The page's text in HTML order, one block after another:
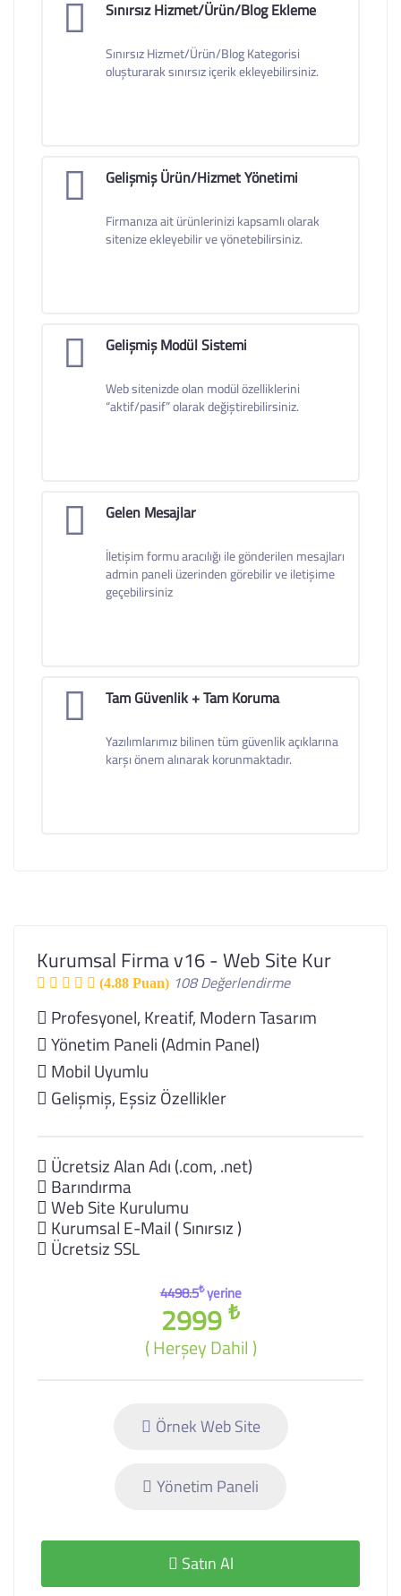
Sınırsız Hizmet/Ürün/Blog Ekleme
Sınırsız Hizmet/Ürün/Blog Kategorisi
oluşturarak sınırsız içerik ekleyebilirsiniz.
Gelişmiş Ürün/Hizmet Yönetimi
Firmanıza ait ürünlerinizi kapsamlı olarak
sitenize ekleyebilir ve yönetebilirsiniz.
Gelişmiş Modül Sistemi
Web sitenizde olan modül özelliklerini
“aktif/pasif” olarak değiştirebilirsiniz.
Gelen Mesajlar
İletişim formu aracılığı ile gönderilen mesajları
admin paneli üzerinden görebilir ve iletişime
geçebilirsiniz
Tam Güvenlik + Tam Koruma
Yazılımlarımız bilinen tüm güvenlik açıklarına
karşı önem alınarak korunmaktadır.
Kurumsal Firma v16 - Web Site Kur
(4.88 Puan) 108 Değerlendirme
Profesyonel, Kreatif, Modern Tasarım
Yönetim Paneli (Admin Panel)
Mobil Uyumlu
Gelişmiş, Eşsiz Özellikler
Ücretsiz Alan Adı (.com, .net)
Barındırma
Web Site Kurulumu
Kurumsal E-Mail ( Sınırsız )
Ücretsiz SSL
4498.5₺yerine
2999 ₺
( Herşey Dahil )
Örnek Web Site
Yönetim Paneli
Satın Al